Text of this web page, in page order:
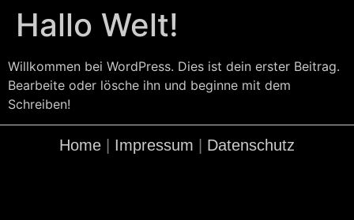
Hallo Welt!
Willkommen bei WordPress. Dies ist dein erster Beitrag.
Bearbeite oder lösche ihn und beginne mit dem
Schreiben!
Home Impressum Datenschutz